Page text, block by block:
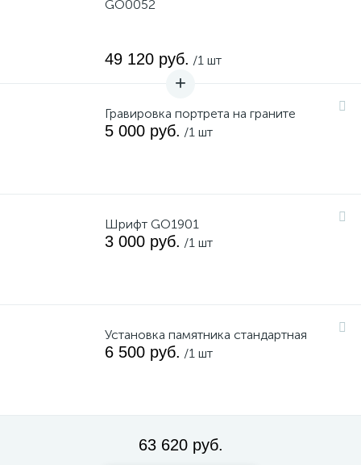
GO0052
49 120 руб. /1 шт
Гравировка портрета на граните
5 000 руб. /1 шт
Шрифт GO1901
3 000 руб. /1 шт
Установка памятника стандартная
6 500 руб. /1 шт
63 620 руб.